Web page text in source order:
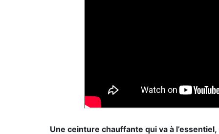
Une ceinture chauffante qui va à